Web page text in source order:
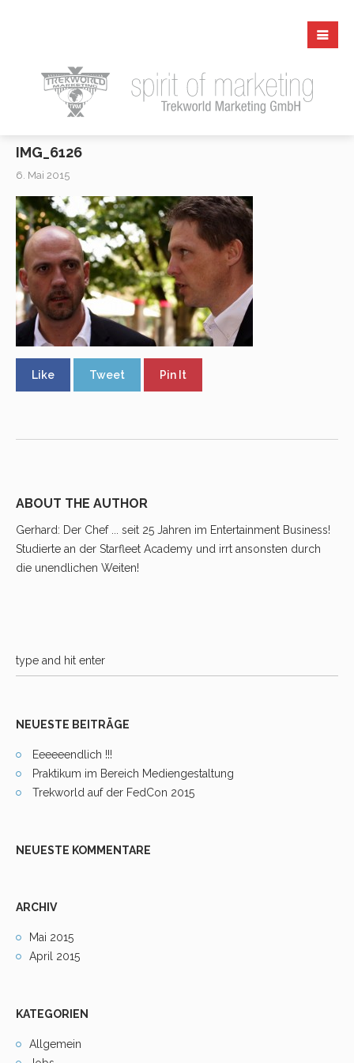
IMG_6126
6. Mai 2015
Like Tweet Pin It
ABOUT THE AUTHOR
Gerhard: Der Chef ... seit 25 Jahren im Entertainment Business!
Studierte an der Starfleet Academy und irrt ansonsten durch
die unendlichen Weiten!
NEUESTE BEITRÄGE
Eeeeeendlich !!!
Praktikum im Bereich Mediengestaltung
Trekworld auf der FedCon 2015
NEUESTE KOMMENTARE
ARCHIV
Mai 2015
April 2015
KATEGORIEN
Allgemein